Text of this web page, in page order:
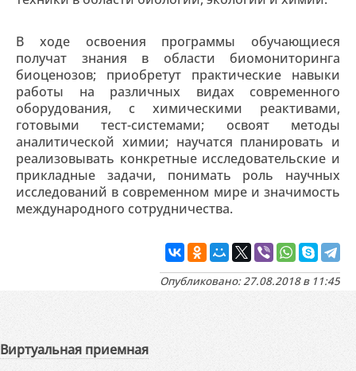
В ходе освоения программы обучающиеся
получат знания в области биомониторинга
биоценозов; приобретут практические навыки
работы на различных видах современного
оборудования, с химическими реактивами,
готовыми тест-системами; освоят методы
аналитической химии; научатся планировать и
реализовывать конкретные исследовательские и
прикладные задачи, понимать роль научных
исследований в современном мире и значимость
международного сотрудничества.
Опубликовано: 27.08.2018 в 11:45
Виртуальная приемная